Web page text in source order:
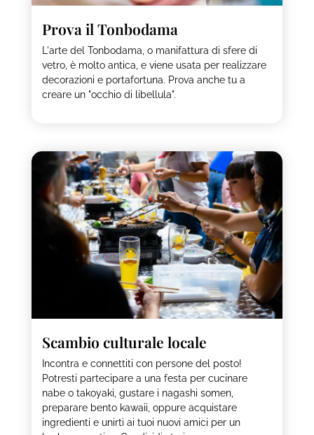
Prova il Tonbodama
L'arte del Tonbodama, o manifattura di sfere di
vetro, è molto antica, e viene usata per realizzare
decorazioni e portafortuna. Prova anche tu a
creare un "occhio di libellula".
Scambio culturale locale
Incontra e connettiti con persone del posto!
Potresti partecipare a una festa per cucinare
nabe o takoyaki, gustare i nagashi somen,
preparare bento kawaii, oppure acquistare
ingredienti e unirti ai tuoi nuovi amici per un